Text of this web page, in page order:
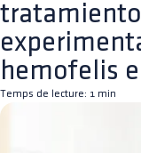
hemofelis
Temps de lecture: 1 min